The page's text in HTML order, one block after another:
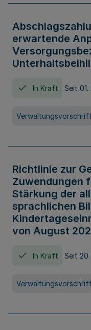
erwartende
In Kraft Seit
Verwaltungsvorschrift
Richtlinie zur
Zuwendungen
Stärkung der
sprachlichen
von August
In Kraft Seit
Verwaltungsvorschrift